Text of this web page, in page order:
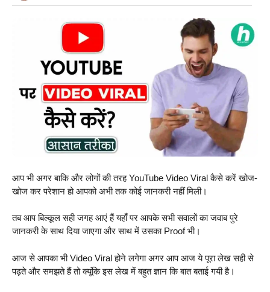
आप भी अगर बाकि और लोगों की तरह YouTube Video Viral कैसे करें खोज-
खोज कर परेशान हो आपको अभी तक कोई जानकरी नहीं मिली।
तब आप बिल्कूल सही जगह आएं हैं यहाँ पर आपके सभी सवालों का जवाब पुरे
जानकरी के साथ दिया जाएगा और साथ में उसका Proof भी।
आज से आपका भी Video Viral होने लगेगा अगर आप आज ये पूरा लेख सही से
पढ़ते और समझते हैं तो क्यूंकि इस लेख में बहुत ज्ञान कि बात बताई गयी है।